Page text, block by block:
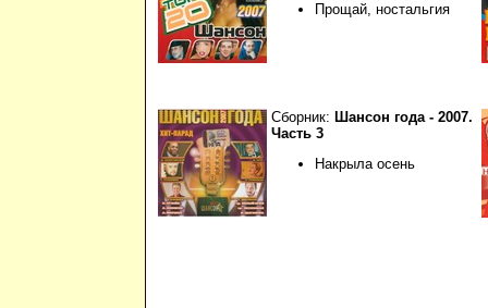
Прощай, ностальгия
Сборник: Шансон года - 2007.
Часть 3
Накрыла осень